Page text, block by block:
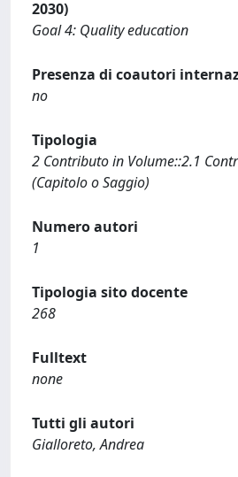
2030)
Goal 4: Quality education
Presenza di coautori
no
Tipologia
2 Contributo in Volume::2.1
(Capitolo o Saggio)
Numero autori
1
Tipologia sito docente
268
Fulltext
none
Tutti gli autori
Gialloreto, Andrea